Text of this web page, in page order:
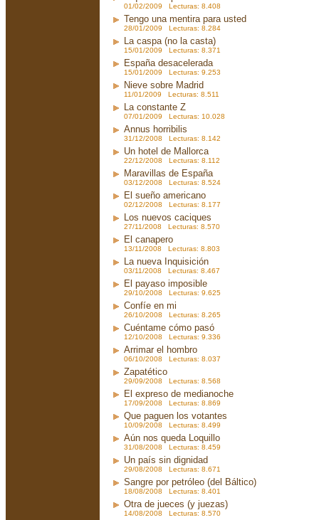
01/02/2009 Lecturas: 8.408
Tengo una mentira para usted
28/01/2009 Lecturas: 8.284
La caspa (no la casta)
15/01/2009 Lecturas: 8.371
España desacelerada
15/01/2009 Lecturas: 9.253
Nieve sobre Madrid
11/01/2009 Lecturas: 8.511
La constante Z
07/01/2009 Lecturas: 10.028
Annus horribilis
31/12/2008 Lecturas: 8.142
Un hotel de Mallorca
22/12/2008 Lecturas: 8.112
Maravillas de España
03/12/2008 Lecturas: 8.524
El sueño americano
02/12/2008 Lecturas: 8.177
Los nuevos caciques
27/11/2008 Lecturas: 8.570
El canapero
13/11/2008 Lecturas: 8.803
La nueva Inquisición
03/11/2008 Lecturas: 8.467
El payaso imposible
29/10/2008 Lecturas: 9.625
Confíe en mi
26/10/2008 Lecturas: 8.265
Cuéntame cómo pasó
12/10/2008 Lecturas: 9.336
Arrimar el hombro
06/10/2008 Lecturas: 8.037
Zapatético
29/09/2008 Lecturas: 8.568
El expreso de medianoche
17/09/2008 Lecturas: 8.869
Que paguen los votantes
10/09/2008 Lecturas: 8.499
Aún nos queda Loquillo
31/08/2008 Lecturas: 8.459
Un país sin dignidad
29/08/2008 Lecturas: 8.671
Sangre por petróleo (del Báltico)
18/08/2008 Lecturas: 8.401
Otra de jueces (y juezas)
14/08/2008 Lecturas: 8.570